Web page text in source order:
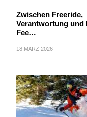
Zwischen Freeride,
Verantwortung und
Fee…
18.MÄRZ 2026